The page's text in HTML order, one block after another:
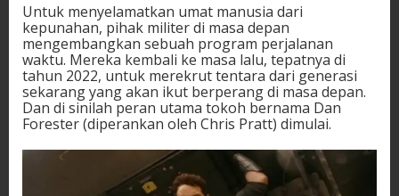
Untuk menyelamatkan umat manusia dari
kepunahan, pihak militer di masa depan
mengembangkan sebuah program perjalanan
waktu. Mereka kembali ke masa lalu, tepatnya di
tahun 2022, untuk merekrut tentara dari generasi
sekarang yang akan ikut berperang di masa depan.
Dan di sinilah peran utama tokoh bernama Dan
Forester (diperankan oleh Chris Pratt) dimulai.